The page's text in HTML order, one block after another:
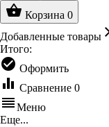
shopping_basket Корзина 0
Добавленные товары
Итого:
check_circle Оформить
equalizer Сравнение 0
reorderМеню
Еще...